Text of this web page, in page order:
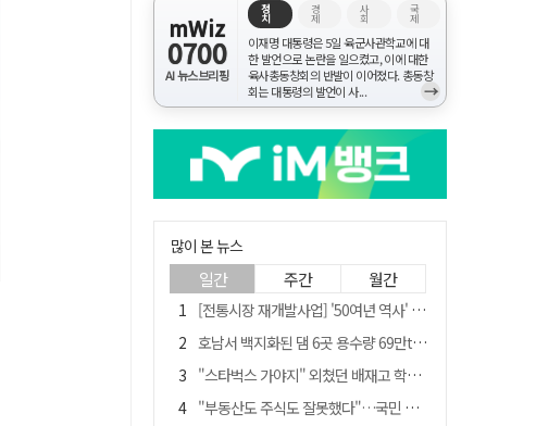
mWiz
0700
AI 뉴스브리핑
정
치
경
제
사
회
국
제
이재명 대통령은 5일 육군사관학교에 대
한 발언으로 논란을 일으켰고, 이에 대한
육사총동창회의 반발이 이어졌다. 총동창
회는 대통령의 발언이 사...
→
많이 본 뉴스
일간 주간 월간
[전통시장 재개발사업] '50여년 역사' 수성시장 자리에 25층 주상복합 들어선다
호남서 백지화된 댐 6곳 용수량 69만t… 반도체 클러스터 필요량 넘는다
"스타벅스 가야지" 외쳤던 배재고 학생 2명, 결국 중징계
"부동산도 주식도 잘못했다"…국민 절반 이상, 정부 경제정책 '부정'